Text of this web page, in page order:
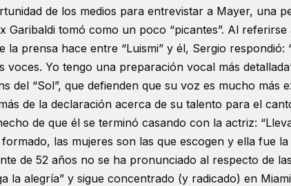
de los medios para entrevistar a Mayer, una
Garibaldi tomó como un poco “picantes”. Al referirse
la prensa hace entre “Luismi” y él, Sergio respondió:
voces. Yo tengo una preparación vocal más
del “Sol”, que defienden que su voz es mucho más
de la declaración acerca de su talento para el
de que él se terminó casando con la actriz:
las mujeres son las que escogen y ella fue la
de 52 años no se ha pronunciado al respecto de
la alegría” y sigue concentrado (y radicado) en